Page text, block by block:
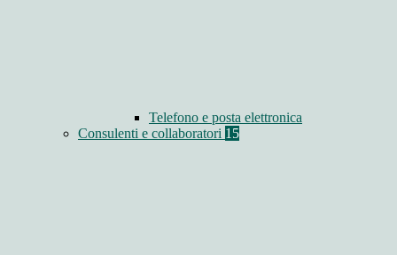
Telefono e posta elettronica
Consulenti e collaboratori 15